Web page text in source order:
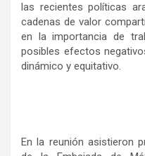
las recientes políticas
cadenas de valor
en la importancia de
posibles efectos
dinámico y equitativo.
En la reunión asistieron